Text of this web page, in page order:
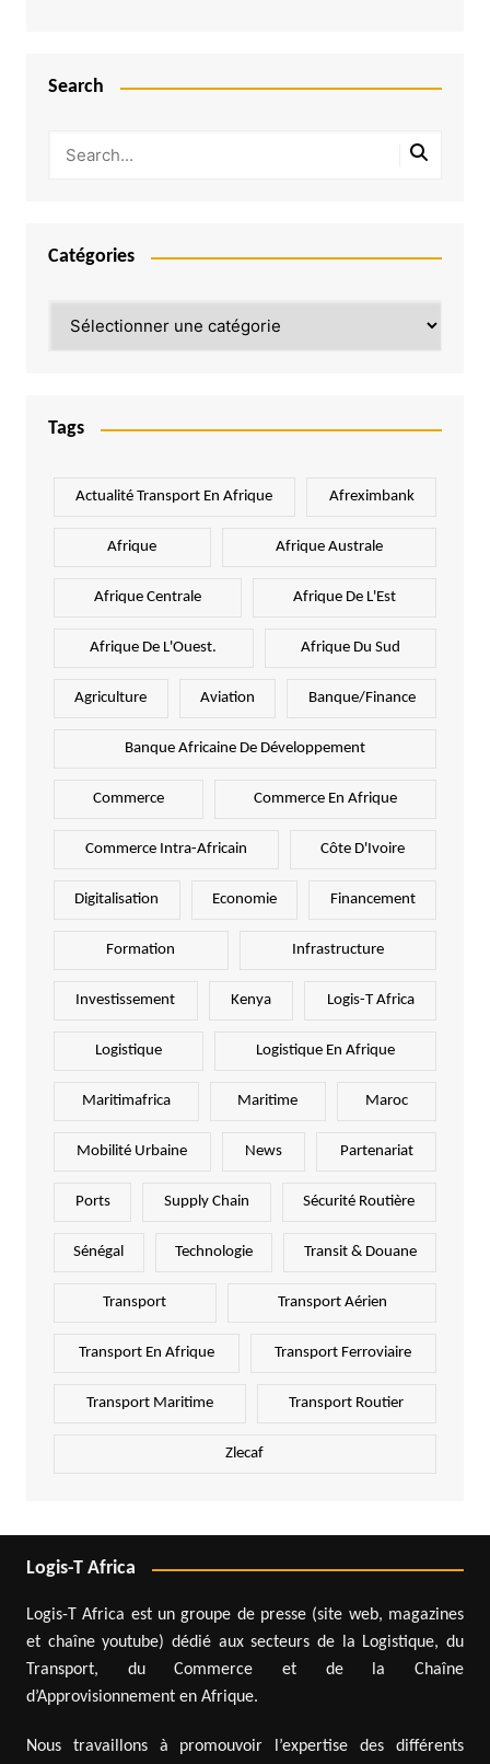
Search
Catégories
Tags
Actualité Transport En Afrique Afreximbank
Afrique Afrique Australe
Afrique Centrale Afrique De L'Est
Afrique De L'Ouest. Afrique Du Sud
Agriculture Aviation Banque/Finance
Banque Africaine De Développement
Commerce Commerce En Afrique
Commerce Intra-Africain Côte D'Ivoire
Digitalisation Economie Financement
Formation Infrastructure
Investissement Kenya Logis-T Africa
Logistique Logistique En Afrique
Maritimafrica Maritime Maroc
Mobilité Urbaine News Partenariat
Ports Supply Chain Sécurité Routière
Sénégal Technologie Transit & Douane
Transport Transport Aérien
Transport En Afrique Transport Ferroviaire
Transport Maritime Transport Routier
Zlecaf
Logis-T Africa
Logis-T Africa est un groupe de presse (site web, magazines
et chaîne youtube) dédié aux secteurs de la Logistique, du
Transport, du Commerce et de la Chaîne
d’Approvisionnement en Afrique.
Nous travaillons à promouvoir l’expertise des différents